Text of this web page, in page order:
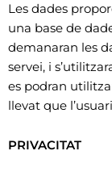
Les dades
una base de
demanaran les
servei, i
es podran
llevat que
PRIVACITAT